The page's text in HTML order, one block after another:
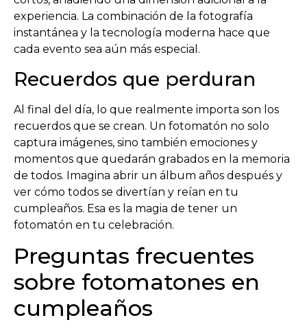
experiencia. La combinación de la fotografía
instantánea y la tecnología moderna hace que
cada evento sea aún más especial.
Recuerdos que perduran
Al final del día, lo que realmente importa son los
recuerdos que se crean. Un fotomatón no solo
captura imágenes, sino también emociones y
momentos que quedarán grabados en la memoria
de todos. Imagina abrir un álbum años después y
ver cómo todos se divertían y reían en tu
cumpleaños. Esa es la magia de tener un
fotomatón en tu celebración.
Preguntas frecuentes
sobre fotomatones en
cumpleaños